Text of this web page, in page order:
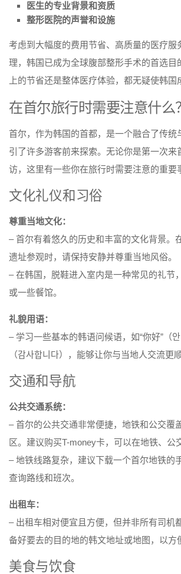
医生的专业背景和资质
整形医院的声誉和设施
考虑到大幅度的费用节省、高质量的医疗服
理，韩国已成为全球腹部整形手术的首选目
上的节省还是整体医疗体验，都无疑使韩国
在首尔旅行时需要注意什么
首尔，作为韩国的首都，是一个融合了传统
引了许多游客前来探索。无论你是第一次来
访，这里有一些你在旅行时需要注意的重要
文化礼仪和习俗
尊重当地文化：
– 首尔有着悠久的历史和丰富的文化背景。
遗址参观时，请保持安静并尊重当地风俗。
– 在韩国，脱鞋进入室内是一种常见的礼节
或一些餐馆。
礼貌用语：
– 学习一些基本的韩语问候语，如“你好”（안
（감사합니다），能够让你与当地人交流更顺
交通和导航
公共交通系统：
– 首尔的公共交通非常便捷，地铁和公交覆
区。建议购买T-money卡，可以在地铁、公
– 地铁线路复杂，建议下载一个首尔地铁的
查询路线和班次。
出租车：
– 出租车相对便宜且方便，但并非所有司机
备好要去的目的地的韩文地址或地图，以方
美食与饮食